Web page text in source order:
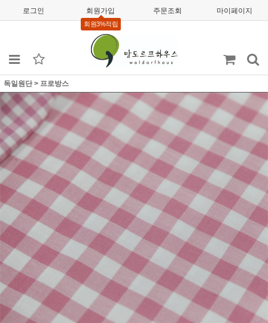
로그인 회원가입
회원3%적립
주문조회 마이페이지
독일원단 > 프로방스